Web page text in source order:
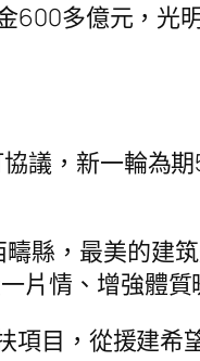
多億元，光
議，新一輪為
縣，最美的建
片情、增強體質
目，從援建